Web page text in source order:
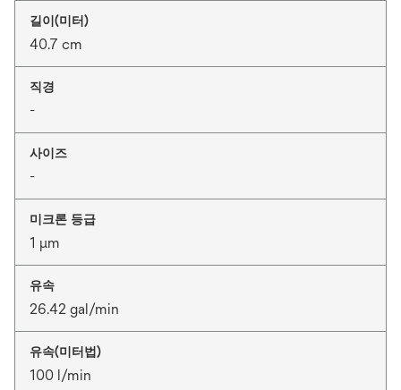
길이(미터)
40.7 cm
직경
-
사이즈
-
미크론 등급
1 μm
유속
26.42 gal/min
유속(미터법)
100 l/min